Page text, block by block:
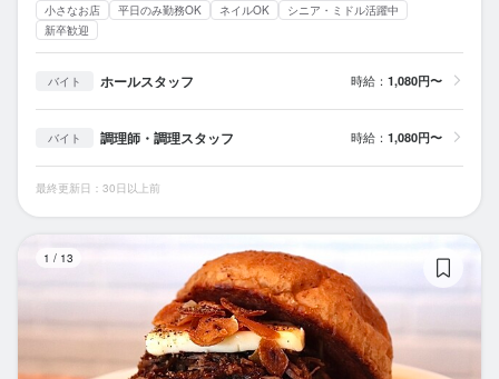
小さなお店 平日のみ勤務OK ネイルOK
シニア・ミドル活躍中
新卒歓迎
バイト ホールスタッフ 時給： 1,080円〜
バイト 調理師・調理スタッフ 時給： 1,080円〜
最終更新日：30日以上前
1 / 13